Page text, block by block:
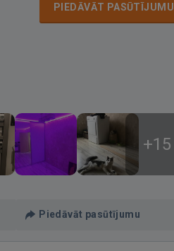
PIEDĀVĀT PASŪTĪJUMU
+15
Piedāvāt pasūtījumu